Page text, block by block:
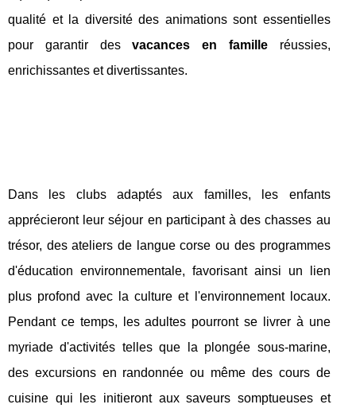
qualité et la diversité des animations sont essentielles
pour garantir desvacances en familleréussies,
enrichissantes et divertissantes.
Dans les clubs adaptés aux familles, les enfants
apprécieront leur séjour en participant à des chasses au
trésor, des ateliers de langue corse ou des programmes
d'éducation environnementale, favorisant ainsi un lien
plus profond avec la culture et l'environnement locaux.
Pendant ce temps, les adultes pourront se livrer à une
myriade d'activités telles que la plongée sous-marine,
des excursions en randonnée ou même des cours de
cuisine qui les initieront aux saveurs somptueuses et